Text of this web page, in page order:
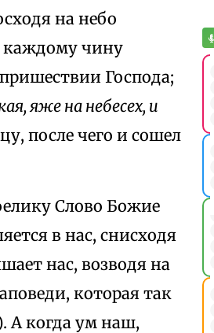
на небо
каждому чину
Господа;
яже на небесех, и
после чего и сошел
Слово Божие
в нас, снисходя
нас, возводя на
которая так
А когда ум наш,